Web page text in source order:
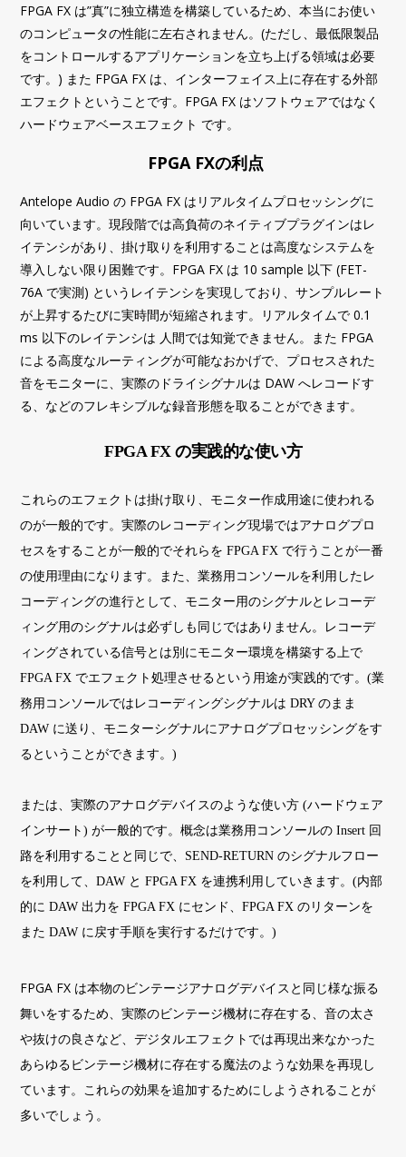
FPGA FX は”真”に独立構造を構築しているため、本当にお使い
のコンピュータの性能に左右されません。(ただし、最低限製品
をコントロールするアプリケーションを立ち上げる領域は必要
です。) また FPGA FX は、インターフェイス上に存在する外部
エフェクトということです。FPGA FX はソフトウェアではなく
ハードウェアベースエフェクト です。
FPGA FXの利点
Antelope Audio の FPGA FX はリアルタイムプロセッシングに
向いています。現段階では高負荷のネイティブプラグインはレ
イテンシがあり、掛け取りを利用することは高度なシステムを
導入しない限り困難です。FPGA FX は 10 sample 以下 (FET-
76A で実測) というレイテンシを実現しており、サンプルレート
が上昇するたびに実時間が短縮されます。リアルタイムで 0.1
ms 以下のレイテンシは 人間では知覚できません。また FPGA
による高度なルーティングが可能なおかげで、プロセスされた
音をモニターに、実際のドライシグナルは DAW へレコードす
る、などのフレキシブルな録音形態を取ることができます。
FPGA FX の実践的な使い方
これらのエフェクトは掛け取り、モニター作成用途に使われる
のが一般的です。実際のレコーディング現場ではアナログプロ
セスをすることが一般的でそれらを FPGA FX で行うことが一番
の使用理由になります。また、業務用コンソールを利用したレ
コーディングの進行として、モニター用のシグナルとレコーデ
ィング用のシグナルは必ずしも同じではありません。レコーデ
ィングされている信号とは別にモニター環境を構築する上で
FPGA FX でエフェクト処理させるという用途が実践的です。(業
務用コンソールではレコーディングシグナルは DRY のまま
DAW に送り、モニターシグナルにアナログプロセッシングをす
るということができます。)
または、実際のアナログデバイスのような使い方 (ハードウェア
インサート) が一般的です。概念は業務用コンソールの Insert 回
路を利用することと同じで、SEND-RETURN のシグナルフロー
を利用して、DAW と FPGA FX を連携利用していきます。(内部
的に DAW 出力を FPGA FX にセンド、FPGA FX のリターンを
また DAW に戻す手順を実行するだけです。)
FPGA FX は本物のビンテージアナログデバイスと同じ様な振る
舞いをするため、実際のビンテージ機材に存在する、音の太さ
や抜けの良さなど、デジタルエフェクトでは再現出来なかった
あらゆるビンテージ機材に存在する魔法のような効果を再現し
ています。これらの効果を追加するためにしようされることが
多いでしょう。